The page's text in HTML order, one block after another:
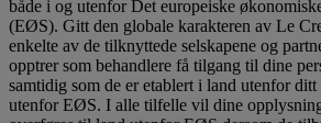
både i og utenfor Det europeiske
(EØS). Gitt den globale karakteren av Le
enkelte av de tilknyttede selskapene og
opptrer som behandlere få tilgang til dine
samtidig som de er etablert i land utenfor
utenfor EØS. I alle tilfelle vil dine